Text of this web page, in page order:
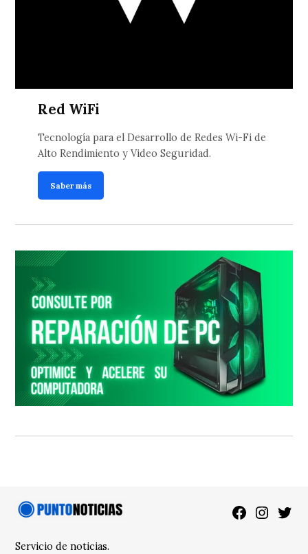
Red WiFi
Tecnología para el Desarrollo de Redes Wi-Fi de
Alto Rendimiento y Video Seguridad.
Saber más
Facebook
Servicio de noticias.